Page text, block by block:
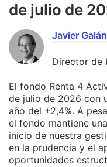
de julio de
Javier Galán
Director de
El fondo Renta 4
de julio de 2026 con
año del +2,4%. A
el fondo mantiene
inicio de nuestra
en la prudencia y el
oportunidades